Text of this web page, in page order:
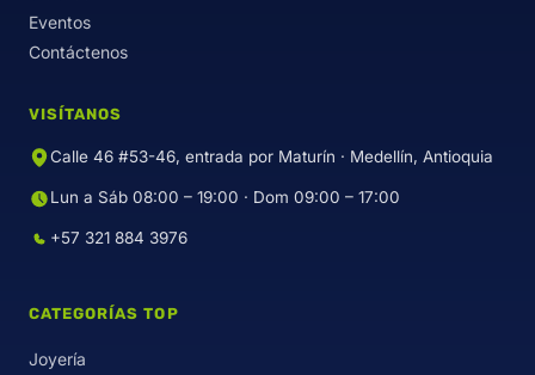
Eventos
Contáctenos
VISÍTANOS
Calle 46 #53-46, entrada por Maturín · Medellín, Antioquia
Lun a Sáb 08:00 – 19:00 · Dom 09:00 – 17:00
+57 321 884 3976
CATEGORÍAS TOP
Joyería